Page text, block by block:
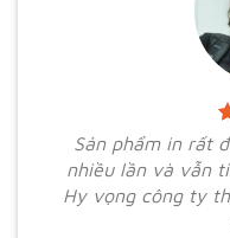
Sản phẩm in rất
nhiều lần và vẫn
Hy vọng công ty